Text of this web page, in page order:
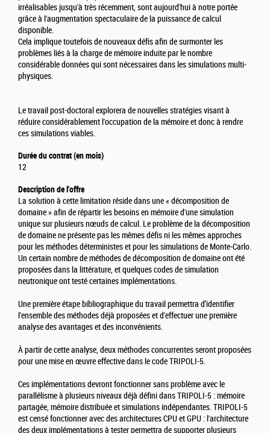
irréalisables jusqu'à très récemment, sont aujourd'hui à notre portée
grâce à l'augmentation spectaculaire de la puissance de calcul
disponible.
Cela implique toutefois de nouveaux défis afin de surmonter les
problèmes liés à la charge de mémoire induite par le nombre
considérable données qui sont nécessaires dans les simulations multi-
physiques.
Le travail post-doctoral explorera de nouvelles stratégies visant à
réduire considérablement l'occupation de la mémoire et donc à rendre
ces simulations viables.
Durée du contrat (en mois)
12
Description de l'offre
La solution à cette limitation réside dans une « décomposition de
domaine » afin de répartir les besoins en mémoire d'une simulation
unique sur plusieurs nœuds de calcul. Le problème de la décomposition
de domaine ne présente pas les mêmes défis ni les mêmes approches
pour les méthodes déterministes et pour les simulations de Monte-Carlo.
Un certain nombre de méthodes de décomposition de domaine ont été
proposées dans la littérature, et quelques codes de simulation
neutronique ont testé certaines implémentations.
Une première étape bibliographique du travail permettra d’identifier
l'ensemble des méthodes déjà proposées et d'effectuer une première
analyse des avantages et des inconvénients.
À partir de cette analyse, deux méthodes concurrentes seront proposées
pour une mise en œuvre effective dans le code TRIPOLI-5.
Ces implémentations devront fonctionner sans problème avec le
parallélisme à plusieurs niveaux déjà défini dans TRIPOLI-5 : mémoire
partagée, mémoire distribuée et simulations indépendantes. TRIPOLI-5
est censé fonctionner avec des architectures CPU et GPU : l'architecture
des deux implémentations à tester permettra de supporter plusieurs